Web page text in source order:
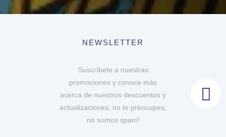
NEWSLETTER
Suscríbete a nuestras
promociones y conoce más
acerca de nuestros descuentos y
actualizaciones, no te preocupes,
no somos spam!